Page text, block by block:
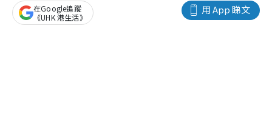
用 App 睇文
在Google追蹤
《UHK 港生活》